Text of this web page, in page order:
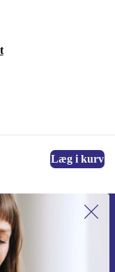
Læg i kurv
for
kr!